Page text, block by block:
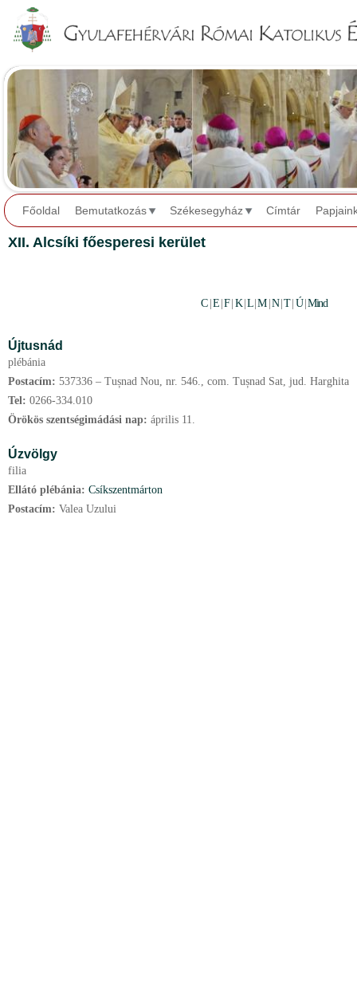
Főoldal Bemutatkozás Székesegyház Címtár
XII. Alcsíki főesperesi kerület
C E |F K L |M N |T Ú |Mind
Újtusnád
plébánia
Postacím: 537336 – Tușnad Nou, nr. 546., com. Tușnad Sat, jud. Harghita
Tel: 0266-334.010
Örökös szentségimádási nap: április 11.
Úzvölgy
filia
Ellátó plébánia: Csíkszentmárton
Postacím: Valea Uzului